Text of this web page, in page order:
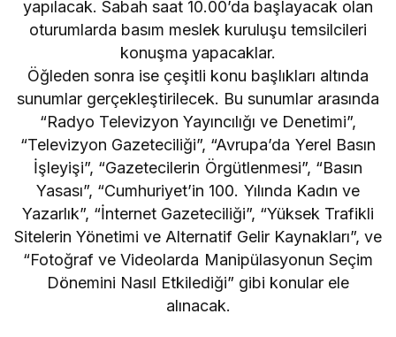
yapılacak. Sabah saat 10.00’da başlayacak olan
oturumlarda basım meslek kuruluşu temsilcileri
konuşma yapacaklar.
Öğleden sonra ise çeşitli konu başlıkları altında
sunumlar gerçekleştirilecek. Bu sunumlar arasında
“Radyo Televizyon Yayıncılığı ve Denetimi”,
“Televizyon Gazeteciliği”, “Avrupa’da Yerel Basın
İşleyişi”, “Gazetecilerin Örgütlenmesi”, “Basın
Yasası”, “Cumhuriyet’in 100. Yılında Kadın ve
Yazarlık”, “İnternet Gazeteciliği”, “Yüksek Trafikli
Sitelerin Yönetimi ve Alternatif Gelir Kaynakları”, ve
“Fotoğraf ve Videolarda Manipülasyonun Seçim
Dönemini Nasıl Etkilediği” gibi konular ele
alınacak.